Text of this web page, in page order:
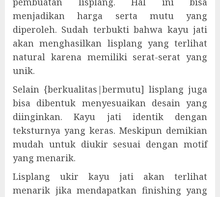
menjadikan harga serta mutu yang
diperoleh. Sudah terbukti bahwa kayu jati
akan menghasilkan lisplang yang terlihat
natural karena memiliki serat-serat yang
unik.
Selain {berkualitas|bermutu] lisplang juga
bisa dibentuk menyesuaikan desain yang
diinginkan. Kayu jati identik dengan
teksturnya yang keras. Meskipun demikian
mudah untuk diukir sesuai dengan motif
yang menarik.
Lisplang ukir kayu jati akan terlihat
menarik jika mendapatkan finishing yang